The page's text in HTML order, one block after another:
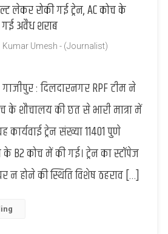
लेकर रोकी गई ट्रेन, AC कोच के
अवैध शराब
Kumar Umesh - (Journalist)
गाजीपुर : दिलदारनगर RPF टीम ने
के शौचालय की छत से भारी मात्रा में
कार्यवाई ट्रेन संख्या 11401 पुणे
B2 कोच में की गई। ट्रेन का स्टॉपेज
न होने की स्थिति विशेष ठहराव […]